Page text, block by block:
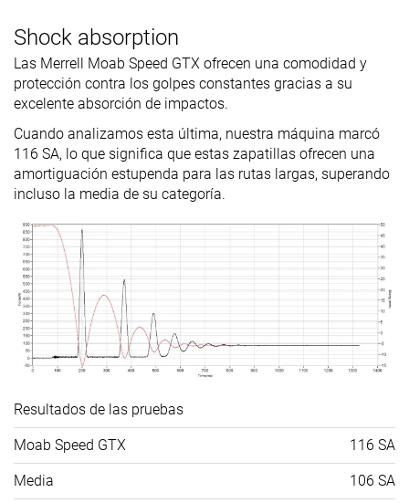
Lightweight ✓ ✗
TranspirabilidadMedia Baja Baja
Uso
un día
Senderismo
rápido
Para
principiantes
Senderismo de
un día
un día
Orthotic
friendly
Drop
laboratorio
15.6 mm
Talla
Tallan un poquito
Tallan bien
Tallan un
Rigidez de la
mediasuela
-
Diferencia de
Grande
Shock absorption
Las Merrell Moab Speed GTX ofrecen una comodidad y
protección contra los golpes constantes gracias a su
excelente absorción de impactos.
Cuando analizamos esta última, nuestra máquina marcó
116 SA, lo que significa que estas zapatillas ofrecen una
amortiguación estupenda para las rutas largas, superando
incluso la media de su categoría.
Resultados de las pruebas
Moab Speed GTX 116 SA
Media 106 SA